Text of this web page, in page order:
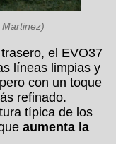
el EVO37
líneas limpias y
con un toque
refinado.
típica de los
aumenta la